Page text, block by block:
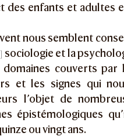
des enfants et adultes
nous semblent
sociologie et la
couverts par
et les signes qui
l’objet de
épistémologiques
ou vingt ans.